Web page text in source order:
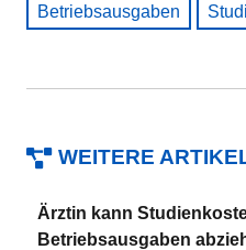
Betriebsausgaben
WEITERE
Ärztin kann
Betriebsausgaben